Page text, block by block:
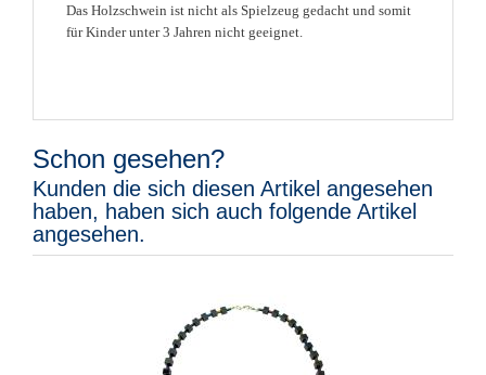
Das Holzschwein ist nicht als Spielzeug gedacht und somit
für Kinder unter 3 Jahren nicht geeignet.
Schon gesehen?
Kunden die sich diesen Artikel angesehen
haben, haben sich auch folgende Artikel
angesehen.